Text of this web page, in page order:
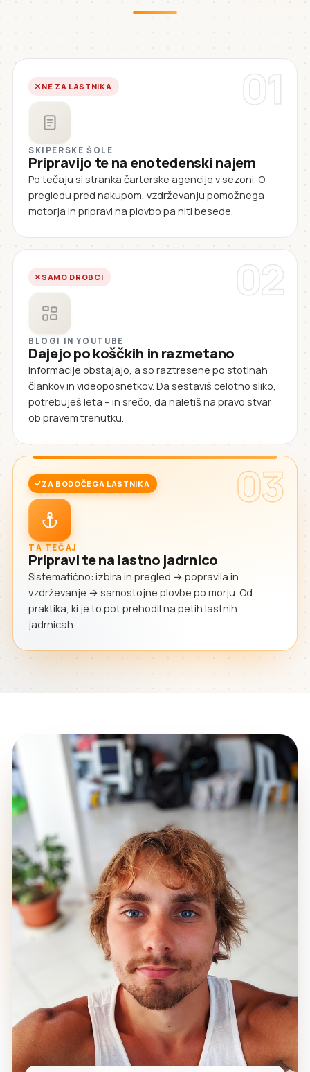
01
NE ZA LASTNIKA
SKIPERSKE ŠOLE
Pripravijo te na enotedenski najem
Po tečaju si stranka čarterske agencije v sezoni. O
pregledu pred nakupom, vzdrževanju pomožnega
motorja in pripravi na plovbo pa niti besede.
02
SAMO DROBCI
BLOGI IN YOUTUBE
Dajejo po koščkih in razmetano
Informacije obstajajo, a so raztresene po stotinah
člankov in videoposnetkov. Da sestaviš celotno sliko,
potrebuješ leta – in srečo, da naletiš na pravo stvar
ob pravem trenutku.
03
ZA BODOČEGA LASTNIKA
TA TEČAJ
Pripravi te na lastno jadrnico
Sistematično: izbira in pregled → popravila in
vzdrževanje → samostojne plovbe po morju. Od
praktika, ki je to pot prehodil na petih lastnih
jadrnicah.